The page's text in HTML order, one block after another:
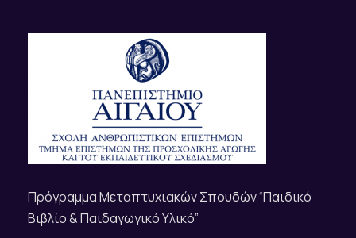
Πρόγραμμα Μεταπτυχιακών Σπουδών “Παιδικό
Βιβλίο & Παιδαγωγικό Υλικό”